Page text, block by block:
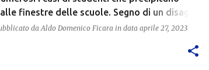
finestre delle scuole. Segno di un disagio
?
da Aldo Domenico Ficara in data aprile 27, 2023